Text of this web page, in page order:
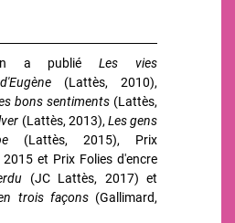
a publiéLes vies
(Lattès, 2010),
bons sentiments(Lattès,
(Lattès, 2013),Les gens
(Lattès, 2015), Prix
2015 et Prix Folies d'encre
(JC Lattès, 2017) et
trois façons (Gallimard,